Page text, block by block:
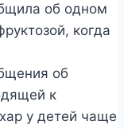
об одном
когда
об
к
у детей чаще